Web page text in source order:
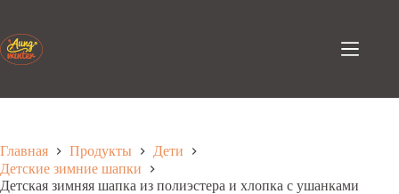
содержанию
Главная Продукты
Дети
Детские зимние шапки
Детская зимняя шапка из полиэстера и хлопка с ушанками